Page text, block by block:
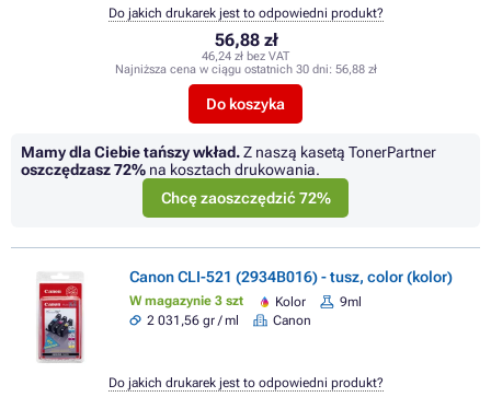
56,88 zł
46,24 zł bez VAT
Najniższa cena w ciągu ostatnich 30 dni: 56,88 zł
Do koszyka
Do jakich drukarek jest to odpowiedni produkt?
Mamy dla Ciebie tańszy wkład.Z naszą kasetą TonerPartner
oszczędzasz72% na kosztach drukowania.
Chcę zaoszczędzić 72%
Canon CLI-521 (2934B016) - tusz, color (kolor)
W magazynie 3 szt Kolor
9ml
2 031,56 gr / ml
Canon
Do jakich drukarek jest to odpowiedni produkt?